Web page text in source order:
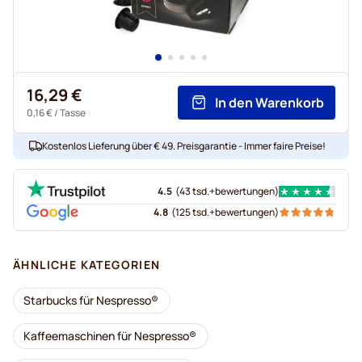
16,29 €
0,16 €/ Tasse
In den Warenkorb
Kostenlos Lieferung über € 49. Preisgarantie - Immer faire Preise!
4.5 (43 tsd.+bewertungen)
4.8 (125 tsd.+bewertungen)
ÄHNLICHE KATEGORIEN
Starbucks für Nespresso®
Kaffeemaschinen für Nespresso®